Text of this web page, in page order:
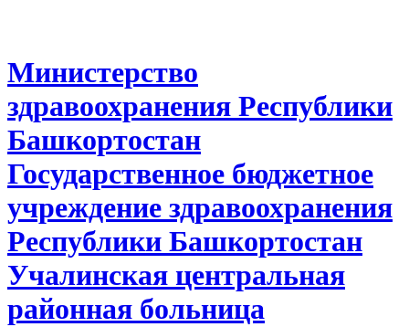
Министерство
здравоохранения Республики
Башкортостан
Государственное бюджетное
учреждение здравоохранения
Республики Башкортостан
Учалинская центральная
районная больница